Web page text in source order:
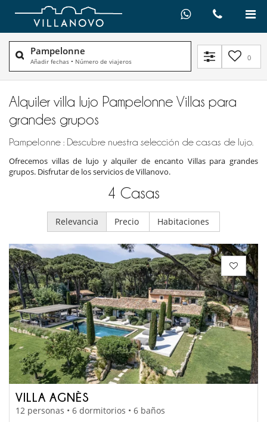
Pampelonne
Añadir fechas • Número de viajeros 0
Alquiler villa lujo Pampelonne Villas para
grandes grupos
Pampelonne : Descubre nuestra selección de casas de lujo.
Ofrecemos villas de lujo y alquiler de encanto Villas para grandes
grupos. Disfrutar de los servicios de Villanovo.
4 Casas
Relevancia Precio Habitaciones
VILLA AGNÈS
12 personas • 6 dormitorios • 6 baños